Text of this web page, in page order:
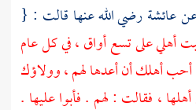
عائشةرضي الله عنها قالت : {
أهلي على تسع أواق ، في كل عام
أحب أهلك أن أعدها لهم ، وولاؤك
أهلها ، فقالت : لهم . فأبوا عليها .